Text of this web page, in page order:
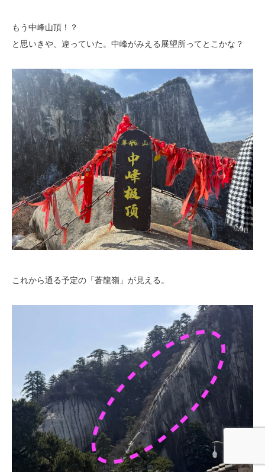
もう中峰山頂！？
と思いきや、違っていた。中峰がみえる展望所ってとこかな？
これから通る予定の「蒼龍嶺」が見える。